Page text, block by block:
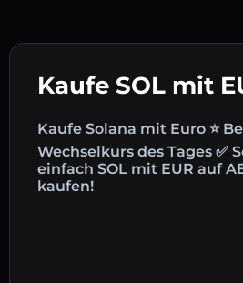
Kaufe SOL mit
Kaufe Solana mit Euro ⭐
Wechselkurs des Tages ✅
einfach SOL mit EUR auf
kaufen!